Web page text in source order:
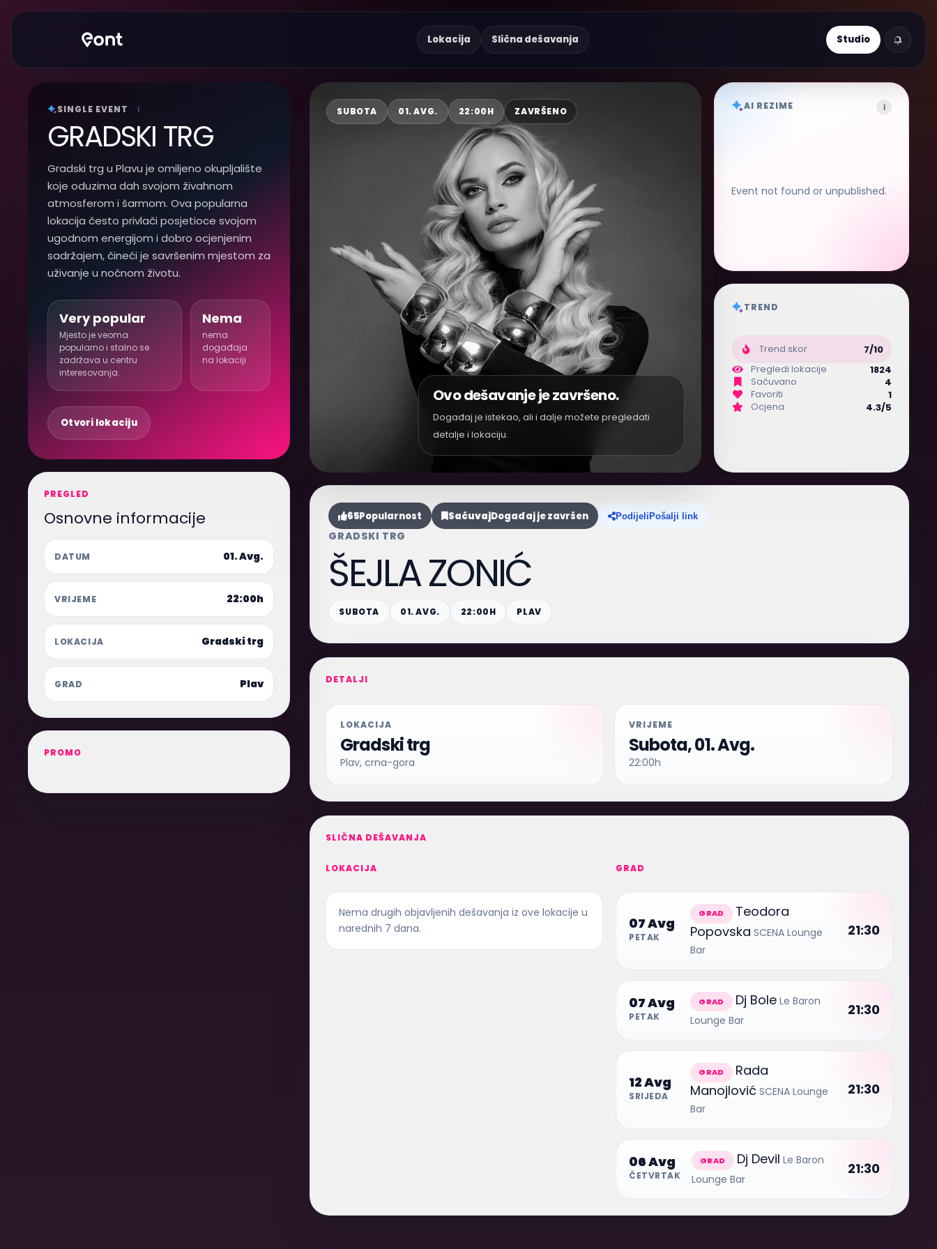
Lokacija Slična dešavanja Studio
SINGLE EVENT i
GRADSKI TRG
Gradski trg u Plavu je omiljeno okupljalište
koje oduzima dah svojom živahnom
atmosferom i šarmom. Ova popularna
lokacija često privlači posjetioce svojom
ugodnom energijom i dobro ocjenjenim
sadržajem, čineći je savršenim mjestom za
uživanje u noćnom životu.
Very popular
Mjesto je veoma
popularno i stalno se
zadržava u centru
interesovanja.
Nema
nema
događaja
na lokaciji
Otvori lokaciju
PREGLED
Osnovne informacije
DATUM 01. Avg.
VRIJEME 22:00h
LOKACIJA Gradski trg
GRAD Plav
PROMO
SUBOTA 01. AVG. 22:00H ZAVRŠENO
Ovo dešavanje je završeno.
Događaj je istekao, ali i dalje možete pregledati
detalje i lokaciju.
AI REZIME i
Event not found or unpublished.
TREND
Trend skor
7/10
Pregledi lokacije
1824
Sačuvano
4
Favoriti
1
Ocjena
4.3/5
65Popularnost SačuvajDogađaj je završen PodijeliPošalji link
GRADSKI TRG
ŠEJLA ZONIĆ
SUBOTA 01. AVG. 22:00H PLAV
DETALJI
LOKACIJA
Gradski trg
Plav, crna-gora
VRIJEME
Subota, 01. Avg.
22:00h
SLIČNA DEŠAVANJA
LOKACIJA
Nema drugih objavljenih dešavanja iz ove lokacije u
narednih 7 dana.
GRAD
07 Avg
PETAK
GRAD
Teodora
Popovska SCENA Lounge
Bar
21:30
07 Avg
PETAK
GRAD Dj Bole Le Baron
Lounge Bar
21:30
12 Avg
SRIJEDA
GRAD
Rada
Manojlović SCENA Lounge
Bar
21:30
06 Avg
ČETVRTAK
GRAD Dj Devil Le Baron
Lounge Bar
21:30